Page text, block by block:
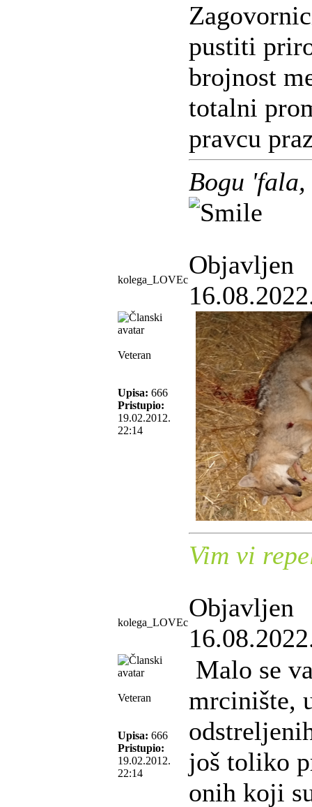
pustiti
brojnost
totalni
pravcu
Bogu
kolega_LOVEc
Objavljen
Veteran
Upisa: 666
Pristupio:
19.02.2012.
22:14
Vim vi
kolega_LOVEc
Objavljen
Veteran
Upisa: 666
Pristupio:
19.02.2012.
22:14
Malo se
mrcinište,
još toliko
onih koji